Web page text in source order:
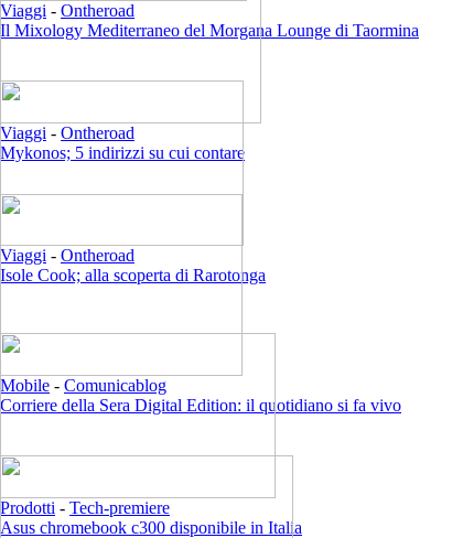
Viaggi - Ontheroad
Il Mixology Mediterraneo del Morgana Lounge di Taormina
Viaggi - Ontheroad
Mykonos; 5 indirizzi su cui contare
Viaggi - Ontheroad
Isole Cook; alla scoperta di Rarotonga
Mobile - Comunicablog
Corriere della Sera Digital Edition: il quotidiano si fa vivo
Prodotti - Tech-premiere
Asus chromebook c300 disponibile in Italia